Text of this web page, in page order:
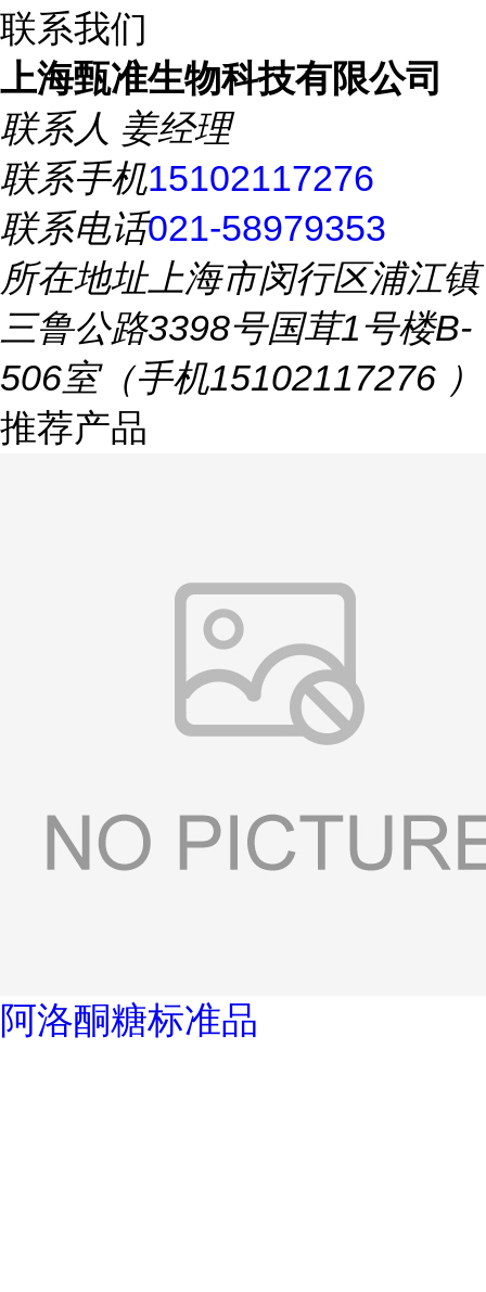
联系我们
上海甄准生物科技有限公司
联系人 姜经理
联系手机15102117276
联系电话021-58979353
所在地址上海市闵行区浦江镇
三鲁公路3398号国茸1号楼B-
506室（手机15102117276 ）
推荐产品
阿洛酮糖标准品